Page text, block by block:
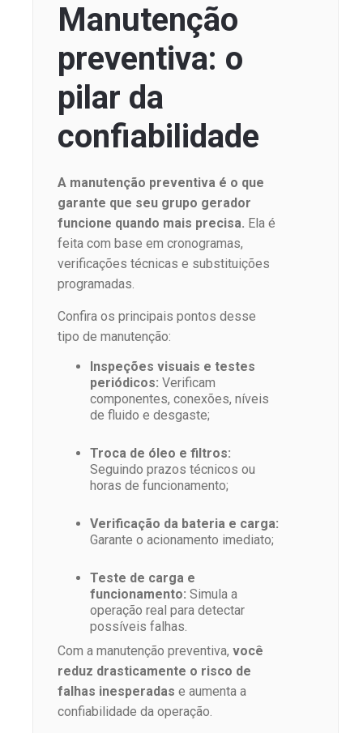
Manutenção
preventiva: o
pilar da
confiabilidade
A manutenção preventiva é o que
garante que seu grupo gerador
funcione quando mais precisa. Ela é
feita com base em cronogramas,
verificações técnicas e substituições
programadas.
Confira os principais pontos desse
tipo de manutenção:
Inspeções visuais e testes
periódicos: Verificam
componentes, conexões, níveis
de fluido e desgaste;
Troca de óleo e filtros:
Seguindo prazos técnicos ou
horas de funcionamento;
Verificação da bateria e carga:
Garante o acionamento imediato;
Teste de carga e
funcionamento: Simula a
operação real para detectar
possíveis falhas.
Com a manutenção preventiva, você
reduz drasticamente o risco de
falhas inesperadas e aumenta a
confiabilidade da operação.